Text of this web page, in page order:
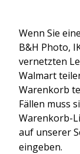
Wenn Sie
B&H Photo,
vernetzten
Walmart
Warenkorb
Fällen muss
Warenkorb-
auf unserer
eingeben.